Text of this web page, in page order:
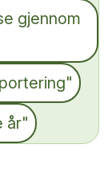
gjennom
år"